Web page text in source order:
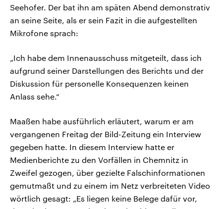
Seehofer. Der bat ihn am späten Abend demonstrativ
an seine Seite, als er sein Fazit in die aufgestellten
Mikrofone sprach:
„Ich habe dem Innenausschuss mitgeteilt, dass ich
aufgrund seiner Darstellungen des Berichts und der
Diskussion für personelle Konsequenzen keinen
Anlass sehe.“
Maaßen habe ausführlich erläutert, warum er am
vergangenen Freitag der Bild-Zeitung ein Interview
gegeben hatte. In diesem Interview hatte er
Medienberichte zu den Vorfällen in Chemnitz in
Zweifel gezogen, über gezielte Falschinformationen
gemutmaßt und zu einem im Netz verbreiteten Video
wörtlich gesagt: „Es liegen keine Belege dafür vor,